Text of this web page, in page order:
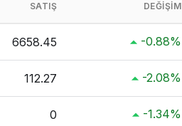
SATIŞ DEĞIŞIM
6658.45 -0.88%
112.27 -2.08%
0 -1.34%